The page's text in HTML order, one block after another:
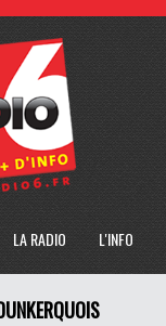
LA RADIO L'INFO